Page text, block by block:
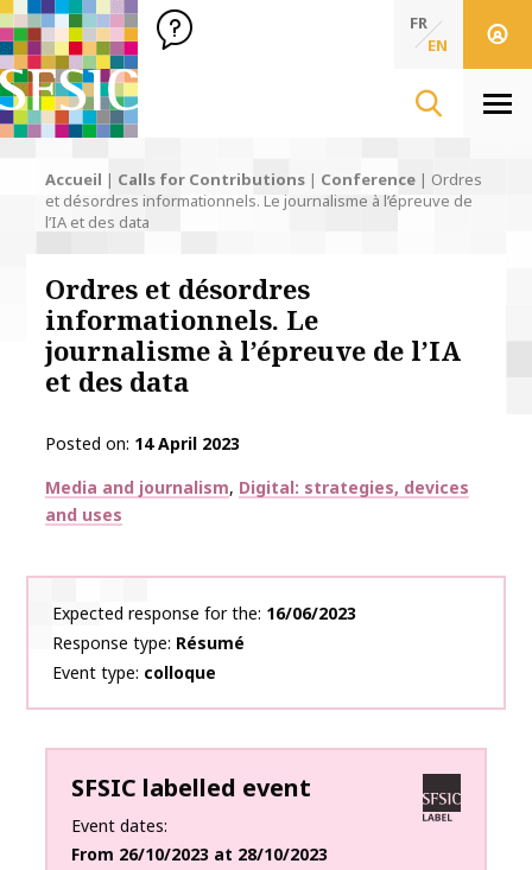
SFSIC Société Française des Sciences de l'Information & de
Société Française des Sciences de
FR
EN
Accueil | Calls for Contributions | Conference | Ordres
et désordres informationnels. Le journalisme à l’épreuve de
l’IA et des data
Ordres et désordres
informationnels. Le
journalisme à l’épreuve de l’IA
et des data
Posted on 14 April 2023
Thématiques
Media and journalism Digital: strategies, devices
and uses
Expected response for the 16/06/2023
Response type Résumé
Event type colloque
SFSIC labelled event
Event dates
From 26/10/2023 at 28/10/2023